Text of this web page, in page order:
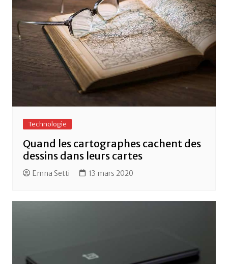
Technologie
Quand les cartographes cachent des
dessins dans leurs cartes
Emna Setti 13 mars 2020